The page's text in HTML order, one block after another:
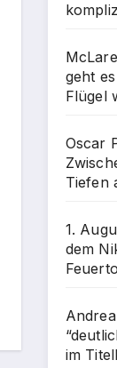
geht
Flügel
Oscar
Tiefen
1.
dem
im